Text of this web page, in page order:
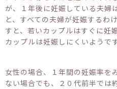
が、１年後に妊娠している夫婦
と、すべての夫婦が妊娠するわ
すと、若いカップルはすぐに妊
カップルは妊娠しにくいようで
女性の場合、１年間の妊娠率を
ない場合でも、２０代前半では